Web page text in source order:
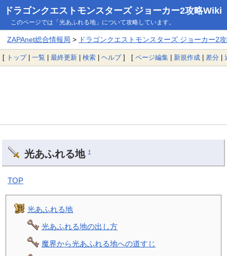
ドラゴンクエストモンスターズ ジョーカー2攻略Wiki
このページでは「光あふれる地」について攻略しています。
ZAPAnet総合情報局 > ドラゴンクエストモンスターズ ジョーカー2
[ トップ| 一覧 | 最終更新 | 検索 | ヘルプ] [ ページ編集 | 新規作成 | 差分 |
光あふれる地 †
TOP
光あふれる地
光あふれる地の出し方
魔界から光あふれる地への道すじ